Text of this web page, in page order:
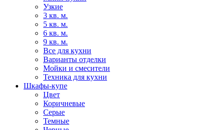
Узкие
3 кв. м.
5 кв. м.
6 кв. м.
9 кв. м.
Все для кухни
Варианты отделки
Мойки и смесители
Техника для кухни
Шкафы-купе
Цвет
Коричневые
Серые
Темные